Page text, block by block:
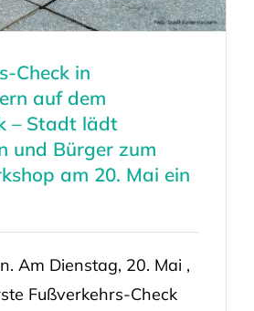
Check in
auf dem
– Stadt lädt
und Bürger zum
am 20. Mai ein
Am Dienstag, 20. Mai ,
Fußverkehrs-Check